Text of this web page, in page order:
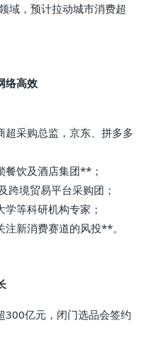
域，预计拉动城市消费超
络高效
超采购总监，京东、拼多多
餐饮及酒店集团**；
跨境贸易平台采购团；
学等科研机构专家；
注新消费赛道的风投**。
300亿元，闭门选品会签约